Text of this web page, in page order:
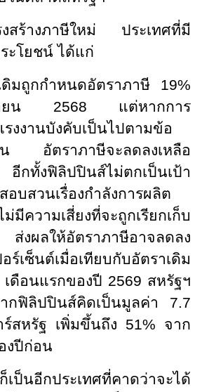
งสร้างภาษีใหม่ ประเทศที่มี
ะโยชน์ ได้แก่
มถูกกำหนดอัตราภาษี 19%
ษายน 2568 แต่หากการ
งงานบังคับเป็นไปตามข้อ
น อัตราภาษีจะลดลงเหลือ
กทั้งฟิลิปปินส์ไม่ตกเป็นเป้า
อบสวนเรื่องกำลังการผลิต
ความเสี่ยงที่จะถูกเรียกเก็บ
งผลให้อัตราภาษีอาจลดลง
ร์เซ็นต์เมื่อเทียบกับอัตราเดิม
ดือนแรกของปี 2569 สหรัฐฯ
กฟิลิปปินส์คิดเป็นมูลค่า 7.7
สหรัฐ เพิ่มขึ้นถึง 51% จาก
งปีก่อน
ป็นอีกประเทศที่คาดว่าจะได้